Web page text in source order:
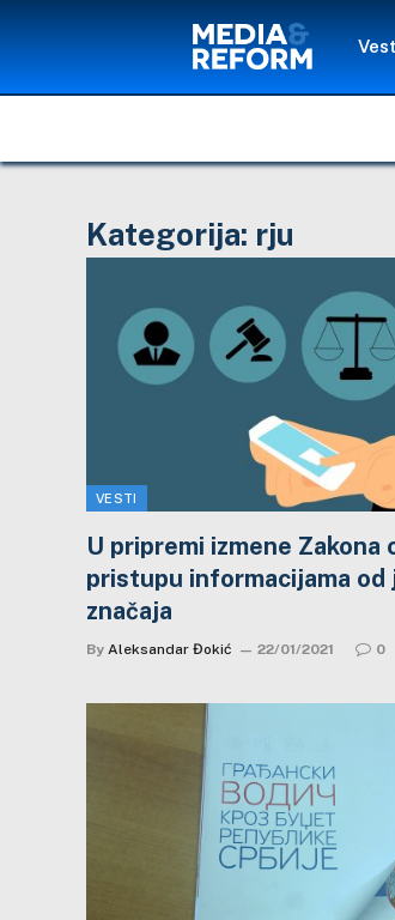
Kategorija: rju
VESTI
U pripremi izmene Zakona
pristupu informacijama od
značaja
By Aleksandar Đokić 22/01/2021 0